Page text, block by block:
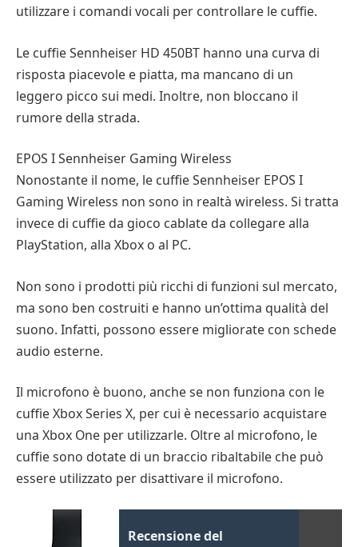
utilizzare i comandi vocali per controllare le cuffie.
Le cuffie Sennheiser HD 450BT hanno una curva di
risposta piacevole e piatta, ma mancano di un
leggero picco sui medi. Inoltre, non bloccano il
rumore della strada.
EPOS I Sennheiser Gaming Wireless
Nonostante il nome, le cuffie Sennheiser EPOS I
Gaming Wireless non sono in realtà wireless. Si tratta
invece di cuffie da gioco cablate da collegare alla
PlayStation, alla Xbox o al PC.
Non sono i prodotti più ricchi di funzioni sul mercato,
ma sono ben costruiti e hanno un’ottima qualità del
suono. Infatti, possono essere migliorate con schede
audio esterne.
Il microfono è buono, anche se non funziona con le
cuffie Xbox Series X, per cui è necessario acquistare
una Xbox One per utilizzarle. Oltre al microfono, le
cuffie sono dotate di un braccio ribaltabile che può
essere utilizzato per disattivare il microfono.
Recensione del